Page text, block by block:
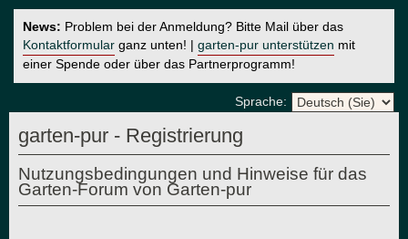
News: Problem bei der Anmeldung? Bitte Mail über das
Kontaktformular ganz unten! | garten-pur unterstützen mit
einer Spende oder über das Partnerprogramm!
Sprache:
garten-pur - Registrierung
Nutzungsbedingungen und Hinweise für das
Garten-Forum von Garten-pur